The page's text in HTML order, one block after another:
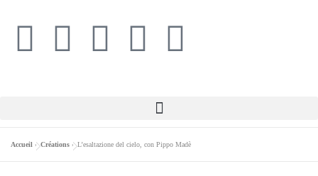
Accueil »Créations »L’esaltazione del cielo, con Pippo Madè